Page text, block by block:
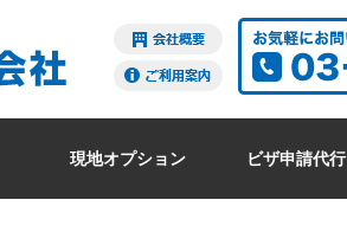
現地オプション ビザ申請代行